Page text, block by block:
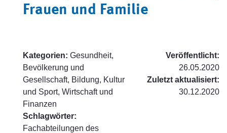
Frauen und Familie
Kategorien: Gesundheit,
Bevölkerung und
Gesellschaft, Bildung, Kultur
und Sport, Wirtschaft und
Finanzen
Schlagwörter:
Fachabteilungen des
Veröffentlicht:
26.05.2020
Zuletzt aktualisiert:
30.12.2020